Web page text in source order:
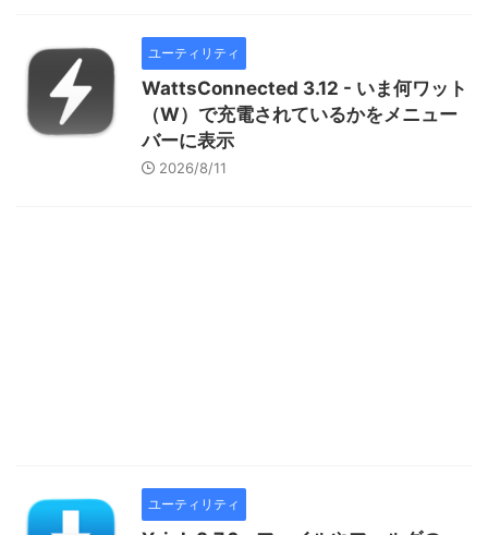
ユーティリティ
WattsConnected 3.12 - いま何ワット
（W）で充電されているかをメニュー
バーに表示
2026/8/11
ユーティリティ